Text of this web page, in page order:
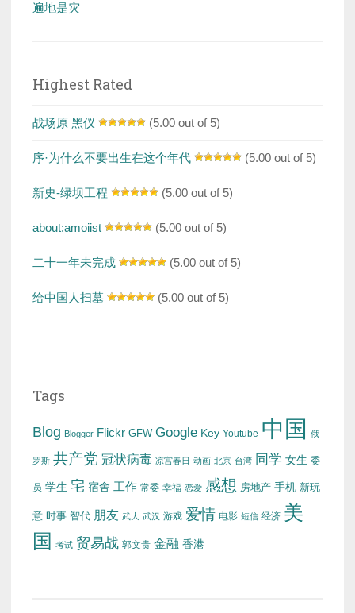
遍地是灾
Highest Rated
战场原 黑仪 (5.00 out of 5)
序·为什么不要出生在这个年代 (5.00 out of 5)
新史-绿坝工程 (5.00 out of 5)
about:amoiist (5.00 out of 5)
二十一年未完成 (5.00 out of 5)
给中国人扫墓 (5.00 out of 5)
Tags
Blog Blogger Flickr GFW Google Key Youtube 中国 俄
罗斯 共产党 冠状病毒 凉宫春日 动画 北京 台湾 同学 女生 委
员 学生 宅 宿舍 工作 常委 幸福 恋爱 感想 房地产 手机 新玩
意 时事 智代 朋友 武大 武汉 游戏 爱情 电影 短信 经济 美
国
考试 贸易战 郭文贵 金融 香港